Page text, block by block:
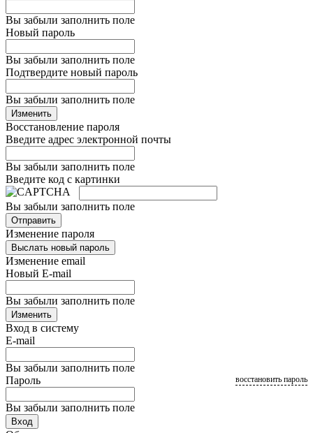
Вы забыли заполнить поле
Новый пароль
Вы забыли заполнить поле
Подтвердите новый пароль
Вы забыли заполнить поле
Изменить
Восстановление пароля
Введите адрес электронной почты
Вы забыли заполнить поле
Введите код с картинки
Вы забыли заполнить поле
Отправить
Изменение пароля
Выслать новый пароль
Изменение email
Новый E-mail
Вы забыли заполнить поле
Изменить
Вход в систему
E-mail
Вы забыли заполнить поле
Пароль
Вы забыли заполнить поле
восстановить пароль
Вход